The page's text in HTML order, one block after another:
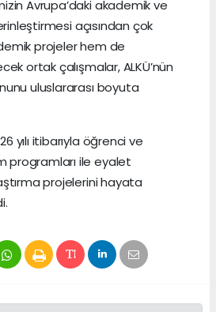
Avrupa’daki akademik ve
açısından çok
projeler hem de
ortak çalışmalar, ALKÜ’nün
uluslararası boyuta
yılı itibarıyla öğrenci ve
programları ile eyalet
projelerini hayata